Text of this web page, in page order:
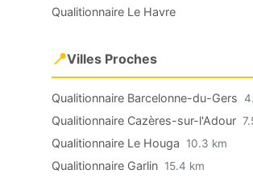
Qualitionnaire Le Havre
📍Villes Proches
Qualitionnaire Barcelonne-du-Gers
Qualitionnaire Cazères-sur-l'Adour
Qualitionnaire Le Houga 10.3 km
Qualitionnaire Garlin 15.4 km